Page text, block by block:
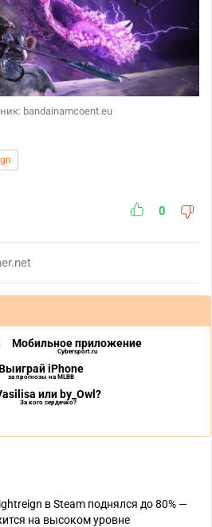
bandainamcoent.eu
0
Мобильное приложение
Cybersport.ru
iPhone
за прогнозы на MLBB
или by_Owl?
За кого сердечко?
в Steam поднялся до 80% —
на высоком уровне